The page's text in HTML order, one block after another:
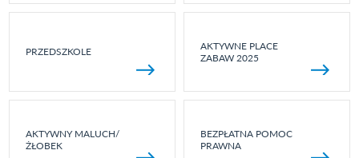
PRZEDSZKOLE
AKTYWNE PLACE
ZABAW 2025
AKTYWNY MALUCH/
ŻŁOBEK
BEZPŁATNA POMOC
PRAWNA